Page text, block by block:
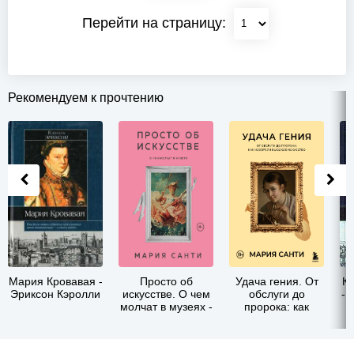
Перейти на страницу:
Рекомендуем к прочтению
Мария Кровавая -
Эриксон Кэролли
Просто об
искусстве. О чем
молчат в музеях -
Удача гения. От
обслуги до
пророка: как
-